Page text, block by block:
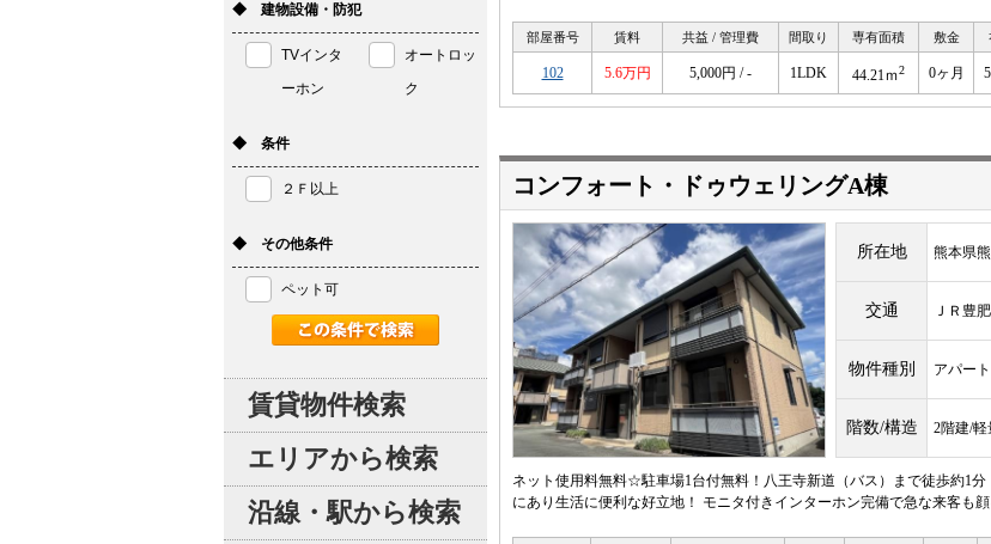
部屋番号 賃料 共益 / 管理費 間取り 専有面積 敷金
102 5.6万円 5,000円 / - 1LDK 44.21ｍ2 0ヶ月
コンフォート・ドゥウェリングA棟
所在地 熊本県
交通 ＪＲ豊
物件種別 アパート
階数/構造 2階建/軽
ネット使用料無料☆駐車場1台付無料！八王寺新道（バス）まで徒歩約1
にあり生活に便利な好立地！ モニタ付きインターホン完備で急な来客も
◆ 建物設備・防犯
TVインタ
ーホン
オートロッ
ク
◆ 条件
２Ｆ以上
◆ その他条件
ペット可
賃貸物件検索
エリアから検索
沿線・駅から検索